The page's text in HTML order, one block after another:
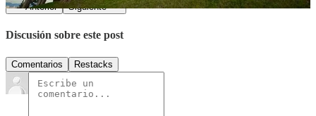
Anterior
Siguiente
Discusión sobre este post
Comentarios Restacks